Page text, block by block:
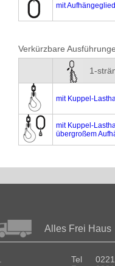
mit Aufhängeglied
Verkürzbare
1-
mit Kuppel-
mit Kuppel-
übergroßem
Alles Frei Haus
Tel